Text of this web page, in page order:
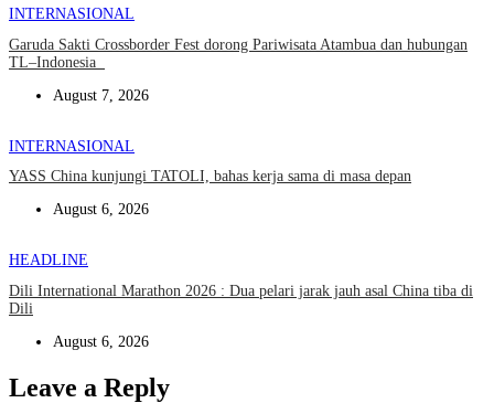
INTERNASIONAL
Garuda Sakti Crossborder Fest dorong Pariwisata Atambua dan hubungan
TL–Indonesia
August 7, 2026
INTERNASIONAL
YASS China kunjungi TATOLI, bahas kerja sama di masa depan
August 6, 2026
HEADLINE
Dili International Marathon 2026 : Dua pelari jarak jauh asal China tiba di
Dili
August 6, 2026
Leave a Reply